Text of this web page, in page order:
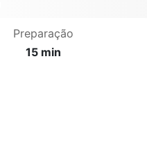
Preparação
15 min